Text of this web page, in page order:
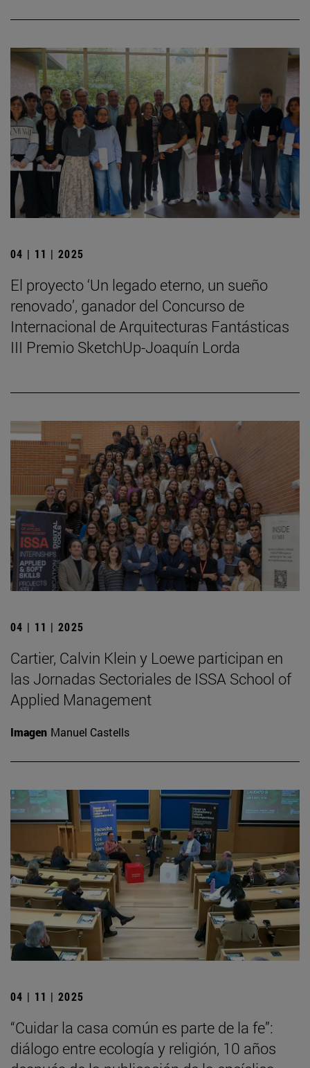
04 | 11 | 2025
El proyecto ‘Un legado eterno, un sueño
renovado’, ganador del Concurso de
Internacional de Arquitecturas Fantásticas
III Premio SketchUp-Joaquín Lorda
04 | 11 | 2025
Cartier, Calvin Klein y Loewe participan en
las Jornadas Sectoriales de ISSA School of
Applied Management
Imagen Manuel Castells
04 | 11 | 2025
“Cuidar la casa común es parte de la fe”:
diálogo entre ecología y religión, 10 años